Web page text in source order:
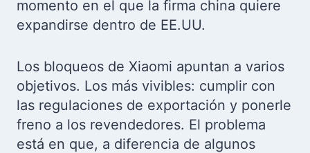
momento en el que la firma china quiere
expandirse dentro de EE.UU.
Los bloqueos de Xiaomi apuntan a varios
objetivos. Los más vivibles: cumplir con
las regulaciones de exportación y ponerle
freno a los revendedores. El problema
está en que, a diferencia de algunos